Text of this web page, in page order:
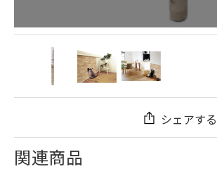
シェアする
関連商品